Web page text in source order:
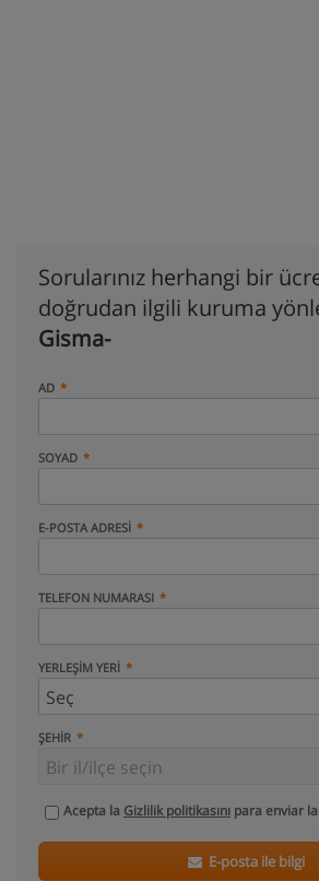
Sorularınız herhangi bir
doğrudan ilgili kuruma
Gisma-
AD
SOYAD
E-POSTA ADRESI
TELEFON NUMARASI
YERLEŞIM YERI
ŞEHIR
Acepta la Gizlilik politikasını para enviar
E-posta ile bilgi